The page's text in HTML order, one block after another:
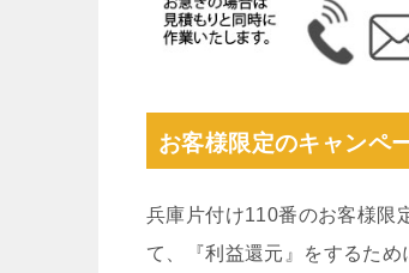
お客様限定のキャンペ
兵庫片付け110番のお客様限
て、『利益還元』をするため